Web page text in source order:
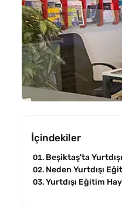
İçindekiler
Beşiktaş'ta
Neden Yurtdışı
Yurtdışı Eğitim